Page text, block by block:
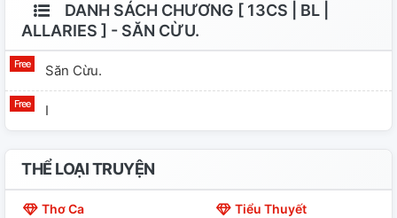
DANH SÁCH CHƯƠNG [ 13CS | BL |
ALLARIES ] - SĂN CỪU.
Săn Cừu.
I
THỂ LOẠI TRUYỆN
Thơ Ca Tiểu Thuyết